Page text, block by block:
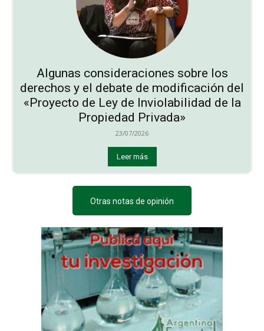
Algunas consideraciones sobre los
derechos y el debate de modificación del
«Proyecto de Ley de Inviolabilidad de la
Propiedad Privada»
23/07/2026
Leer más
Otras notas de opinión